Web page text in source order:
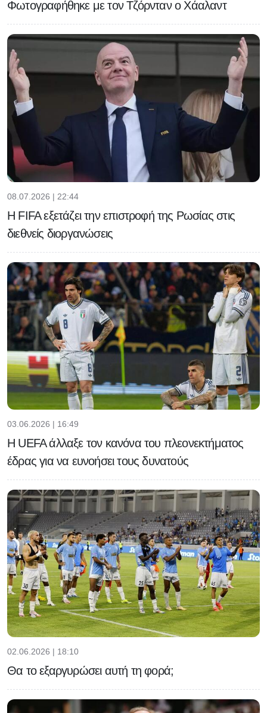
Φωτογραφήθηκε με τον Τζόρνταν ο Χάαλαντ
08.07.2026 | 22:44
Η FIFA εξετάζει την επιστροφή της Ρωσίας στις
διεθνείς διοργανώσεις
03.06.2026 | 16:49
H UEFA άλλαξε τον κανόνα του πλεονεκτήματος
έδρας για να ευνοήσει τους δυνατούς
02.06.2026 | 18:10
Θα το εξαργυρώσει αυτή τη φορά;